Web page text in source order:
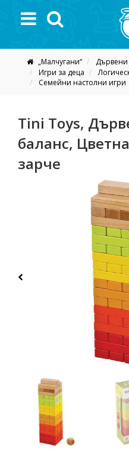
„Малчугани“ Дървени
Игри за деца
Семейни настолни игри
Tini Toys,
баланс,
зарче